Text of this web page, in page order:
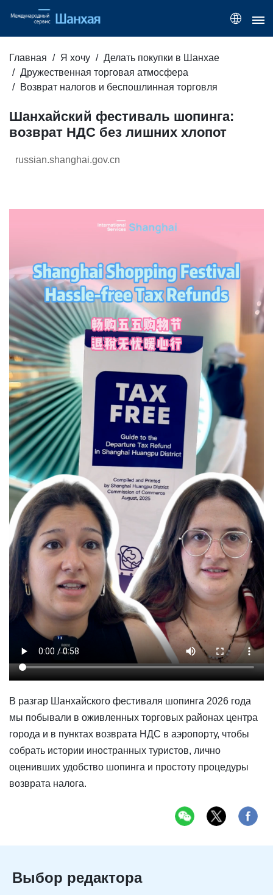
Главная Я хочу
Делать покупки в Шанхае
Дружественная торговая атмосфера
Возврат налогов и беспошлинная торговля
Шанхайский фестиваль шопинга:
возврат НДС без лишних хлопот
russian.shanghai.gov.cn
В разгар Шанхайского фестиваля шопинга 2026 года
мы побывали в оживленных торговых районах центра
города и в пунктах возврата НДС в аэропорту, чтобы
собрать истории иностранных туристов, лично
оценивших удобство шопинга и простоту процедуры
возврата налога.
Выбор редактора